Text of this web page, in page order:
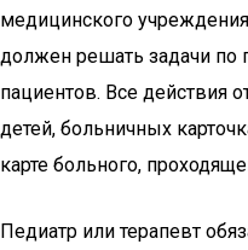
медицинского
должен решать задачи по
пациентов. Все действия
детей, больничных
карте больного,
Педиатр или терапевт